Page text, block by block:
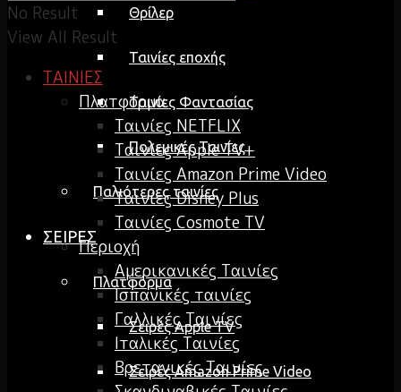
Θρίλερ
Ταινίες εποχής
Ταινίες Φαντασίας
Πολεμικές Ταινίες
Παλιότερες ταινίες
ΣΕΙΡΕΣ
Πλατφόρμα
Σειρές Apple TV
Σειρές Amazon Prime Video
No Result
View All Result
ΤΑΙΝΙΕΣ
Πλατφόρμα
Ταινίες NETFLIX
Ταινίες Apple TV+
Ταινίες Amazon Prime Video
Ταινίες Disney Plus
Ταινίες Cosmote TV
Περιοχή
Αμερικανικές Ταινίες
Ισπανικές ταινίες
Γαλλικές Ταινίες
Ιταλικές Ταινίες
Βρετανικές Ταινίες